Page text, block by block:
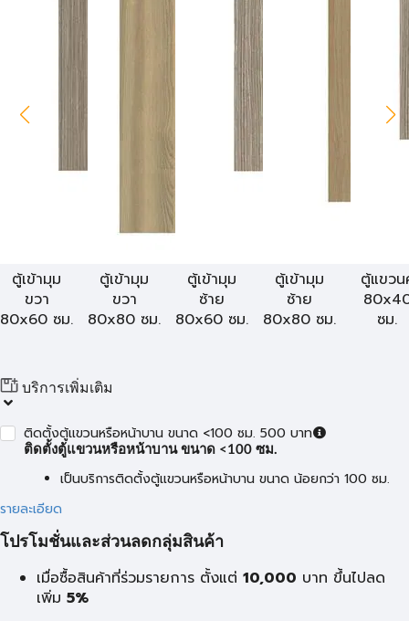
ตู้เข้ามุม
ขวา
80x60 ซม.
ตู้เข้ามุม
ขวา
80x80 ซม.
ตู้เข้ามุม
ซ้าย
80x60 ซม.
ตู้เข้ามุม
ซ้าย
80x80 ซม.
ตู้แขวน
ซม.
บริการเพิ่มเติม
ติดตั้งตู้แขวนหรือหน้าบาน ขนาด <100 ซม. 500 บาท
ติดตั้งตู้แขวนหรือหน้าบาน ขนาด <100 ซม.
เป็นบริการติดตั้งตู้แขวนหรือหน้าบาน ขนาด น้อยกว่า 100 ซม.
รายละเอียด
โปรโมชั่นและส่วนลดกลุ่มสินค้า
เมื่อซื้อสินค้าที่ร่วมรายการ ตั้งแต่ 10,000 บาท ขึ้นไปลด
เพิ่ม 5%